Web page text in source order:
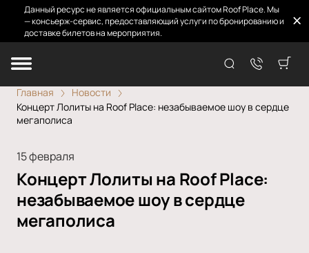
Данный ресурс не является официальным сайтом Roof Place. Мы
— консьерж-сервис, предоставляющий услуги по бронированию и
доставке билетов на мероприятия.
Главная
Новости
Концерт Лолиты на Roof Place: незабываемое шоу в сердце
мегаполиса
15 февраля
Концерт Лолиты на Roof Place:
незабываемое шоу в сердце
мегаполиса